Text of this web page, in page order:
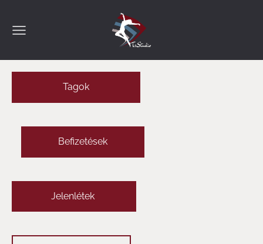
Tagok
Befizetések
Jelenlétek